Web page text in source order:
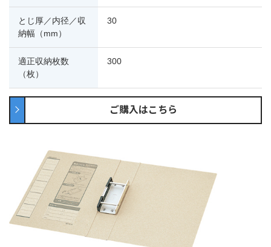
とじ厚／内径／収
納幅（mm）
30
適正収納枚数
（枚）
300
ご購入はこちら